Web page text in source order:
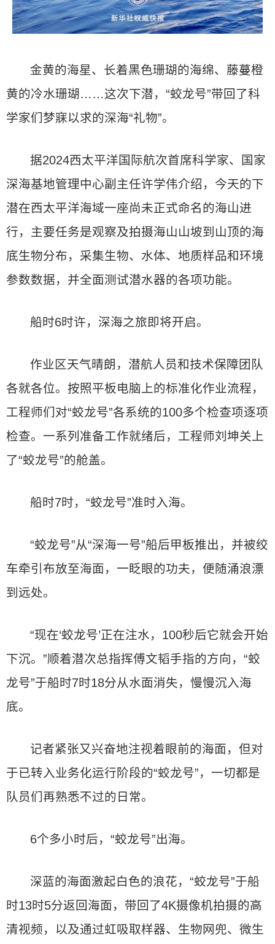
金黄的海星、长着黑色珊瑚的海绵、藤蔓橙
黄的冷水珊瑚……这次下潜，“蛟龙号”带回了科
学家们梦寐以求的深海“礼物”。
据2024西太平洋国际航次首席科学家、国家
深海基地管理中心副主任许学伟介绍，今天的下
潜在西太平洋海域一座尚未正式命名的海山进
行，主要任务是观察及拍摄海山山坡到山顶的海
底生物分布，采集生物、水体、地质样品和环境
参数数据，并全面测试潜水器的各项功能。
船时6时许，深海之旅即将开启。
作业区天气晴朗，潜航人员和技术保障团队
各就各位。按照平板电脑上的标准化作业流程，
工程师们对“蛟龙号”各系统的100多个检查项逐项
检查。一系列准备工作就绪后，工程师刘坤关上
了“蛟龙号”的舱盖。
船时7时，“蛟龙号”准时入海。
“蛟龙号”从“深海一号”船后甲板推出，并被绞
车牵引布放至海面，一眨眼的功夫，便随涌浪漂
到远处。
“现在‘蛟龙号’正在注水，100秒后它就会开始
下沉。”顺着潜次总指挥傅文韬手指的方向，“蛟
龙号”于船时7时18分从水面消失，慢慢沉入海
底。
记者紧张又兴奋地注视着眼前的海面，但对
于已转入业务化运行阶段的“蛟龙号”，一切都是
队员们再熟悉不过的日常。
6个多小时后，“蛟龙号”出海。
深蓝的海面激起白色的浪花，“蛟龙号”于船
时13时5分返回海面，带回了4K摄像机拍摄的高
清视频，以及通过虹吸取样器、生物网兜、微生